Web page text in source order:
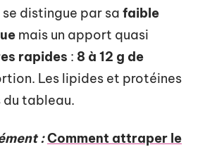
se distingue par sa faible
mais un apport quasi
rapides : 8 à 12 g de
Les lipides et protéines
du tableau.
:Comment attraper le